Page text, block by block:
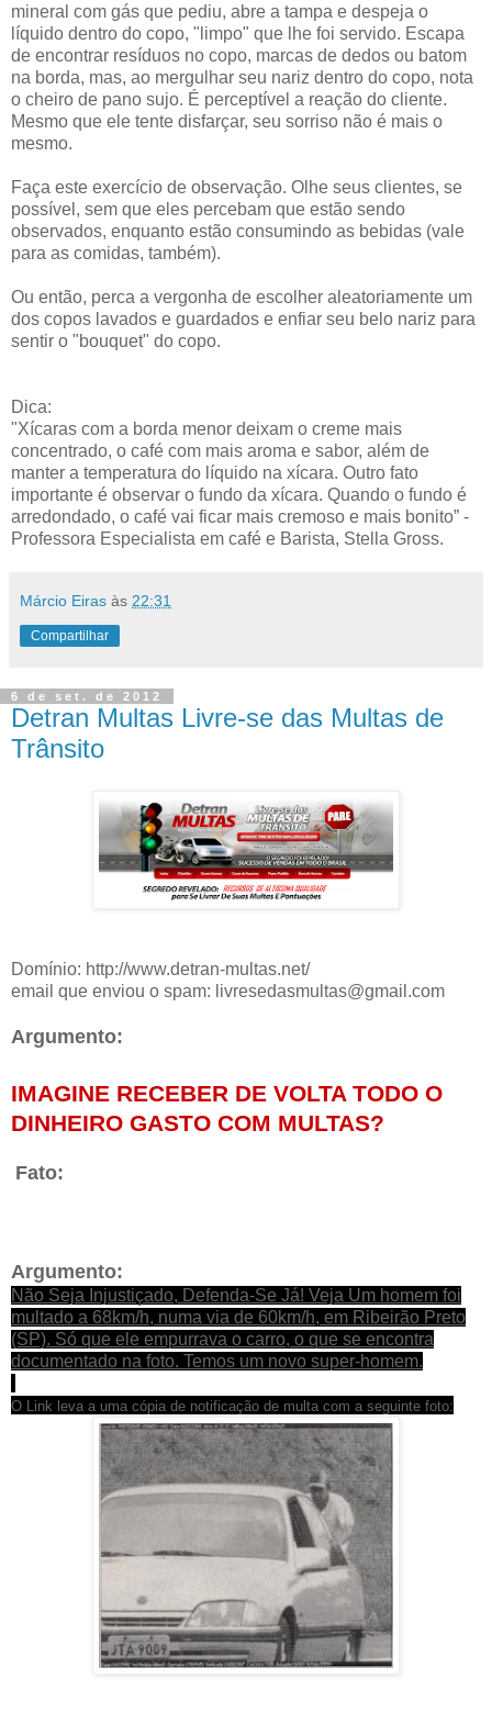
mineral com gás que pediu, abre a tampa e despeja o
líquido dentro do copo, "limpo" que lhe foi servido. Escapa
de encontrar resíduos no copo, marcas de dedos ou batom
na borda, mas, ao mergulhar seu nariz dentro do copo, nota
o cheiro de pano sujo. É perceptível a reação do cliente.
Mesmo que ele tente disfarçar, seu sorriso não é mais o
mesmo.
Faça este exercício de observação. Olhe seus clientes, se
possível, sem que eles percebam que estão sendo
observados, enquanto estão consumindo as bebidas (vale
para as comidas, também).
Ou então, perca a vergonha de escolher aleatoriamente um
dos copos lavados e guardados e enfiar seu belo nariz para
sentir o "bouquet" do copo.
Dica:
"Xícaras com a borda menor deixam o creme mais
concentrado, o café com mais aroma e sabor, além de
manter a temperatura do líquido na xícara. Outro fato
importante é observar o fundo da xícara. Quando o fundo é
arredondado, o café vai ficar mais cremoso e mais bonito” -
Professora Especialista em café e Barista, Stella Gross.
Márcio Eiras às 22:31
Compartilhar
6 de set. de 2012
Detran Multas Livre-se das Multas de
Trânsito
Domínio: http://www.detran-multas.net/
email que enviou o spam: livresedasmultas@gmail.com
Argumento:
IMAGINE RECEBER DE VOLTA TODO O
DINHEIRO GASTO COM MULTAS?
Fato:
Argumento:
Não Seja Injustiçado, Defenda-Se Já! Veja Um homem foi
multado a 68km/h, numa via de 60km/h, em Ribeirão Preto
(SP). Só que ele empurrava o carro, o que se encontra
documentado na foto. Temos um novo super-homem.
O Link leva a uma cópia de notificação de multa com a seguinte foto: